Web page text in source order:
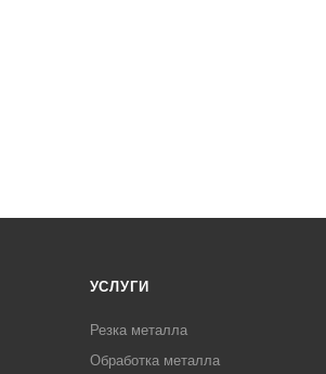
УСЛУГИ
Резка металла
Обработка металла